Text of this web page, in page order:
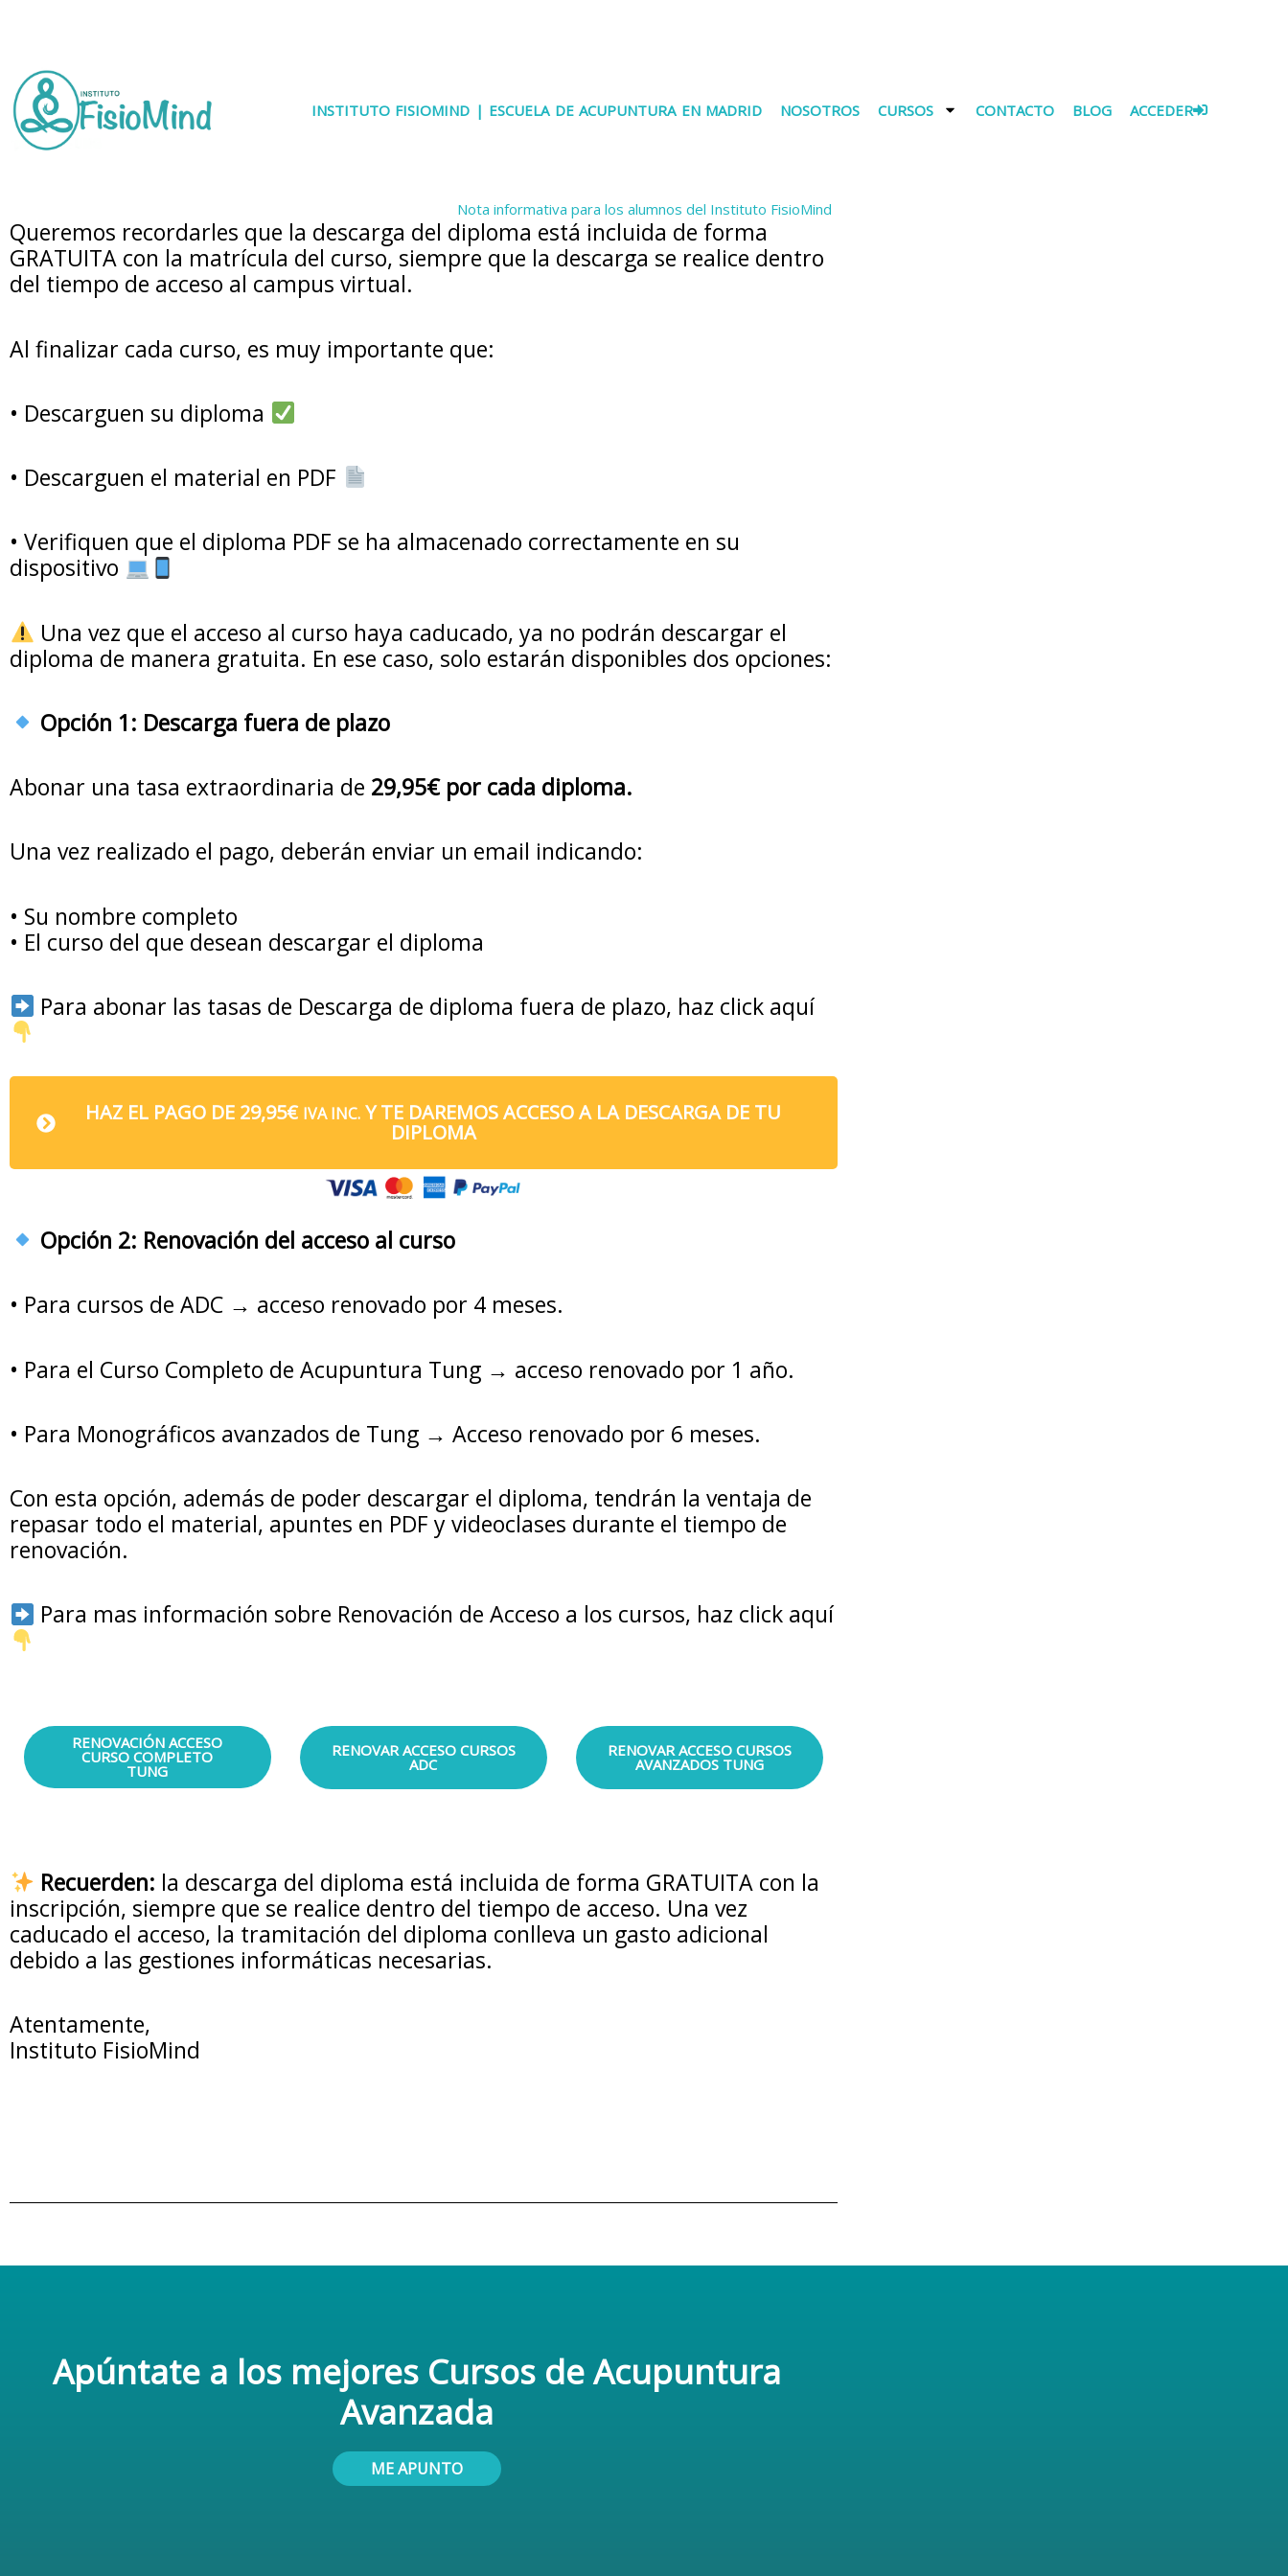
INSTITUTO FISIOMIND | ESCUELA DE ACUPUNTURA EN MADRID NOSOTROS CURSOS CONTACTO BLOG ACCEDER
Nota informativa para los alumnos del Instituto FisioMind
Queremos recordarles que la descarga del diploma está incluida de forma
GRATUITA con la matrícula del curso, siempre que la descarga se realice dentro
del tiempo de acceso al campus virtual.
Al finalizar cada curso, es muy importante que:
•⁠ ⁠Descarguen su diploma
•⁠ ⁠Descarguen el material en PDF
•⁠ ⁠Verifiquen que el diploma PDF se ha almacenado correctamente en su
dispositivo
Una vez que el acceso al curso haya caducado, ya no podrán descargar el
diploma de manera gratuita. En ese caso, solo estarán disponibles dos opciones:
Opción 1: Descarga fuera de plazo
Abonar una tasa extraordinaria de 29,95€ por cada diploma.
Una vez realizado el pago, deberán enviar un email indicando:
•⁠ ⁠Su nombre completo
•⁠ ⁠El curso del que desean descargar el diploma
Para abonar las tasas de Descarga de diploma fuera de plazo, haz click aquí
HAZ EL PAGO DE 29,95€ IVA INC. Y TE DAREMOS ACCESO A LA DESCARGA DE TU
DIPLOMA
Opción 2: Renovación del acceso al curso
•⁠ ⁠Para cursos de ADC → acceso renovado por 4 meses.
•⁠ ⁠Para el Curso Completo de Acupuntura Tung → acceso renovado por 1 año.
•⁠ ⁠Para Monográficos avanzados de Tung → Acceso renovado por 6 meses.
Con esta opción, además de poder descargar el diploma, tendrán la ventaja de
repasar todo el material, apuntes en PDF y videoclases durante el tiempo de
renovación.
Para mas información sobre Renovación de Acceso a los cursos, haz click aquí
RENOVACIÓN ACCESO
CURSO COMPLETO
TUNG
RENOVAR ACCESO CURSOS
ADC
RENOVAR ACCESO CURSOS
AVANZADOS TUNG
Recuerden: la descarga del diploma está incluida de forma GRATUITA con la
inscripción, siempre que se realice dentro del tiempo de acceso. Una vez
caducado el acceso, la tramitación del diploma conlleva un gasto adicional
debido a las gestiones informáticas necesarias.
Atentamente,
Instituto FisioMind
Apúntate a los mejores Cursos de Acupuntura
Avanzada
ME APUNTO